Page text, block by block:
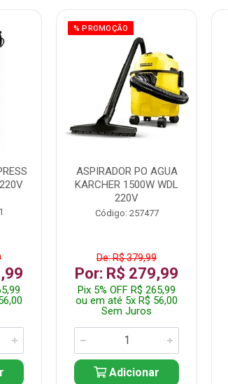
% PROMOÇÃO
ASPIRADOR PO AGUA
KARCHER 1500W WDL
220V
Código: 257477
De: R$ 379,99
Por: R$ 279,99
Pix 5% OFF R$ 265,99
ou em até 5x R$ 56,00
Sem Juros
Adicionar